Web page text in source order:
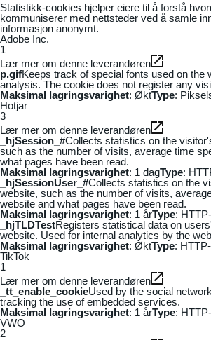
Statistikk-cookies hjelper eiere til å forstå
kommuniserer med nettsteder ved å samle
informasjon anonymt.
Adobe Inc.
1
Lær mer om denne leverandøren
p.gifKeeps track of special fonts used on the
analysis. The cookie does not register any
Maksimal lagringsvarighet: ØktType:
Hotjar
3
Lær mer om denne leverandøren
_hjSession_#Collects statistics on the
such as the number of visits, average time
what pages have been read.
Maksimal lagringsvarighet: 1 dagType:
_hjSessionUser_#Collects statistics on the
website, such as the number of visits,
website and what pages have been read.
Maksimal lagringsvarighet: 1 årType:
_hjTLDTestRegisters statistical data on
website. Used for internal analytics by the
Maksimal lagringsvarighet: ØktType:
TikTok
1
Lær mer om denne leverandøren
_tt_enable_cookieUsed by the social
tracking the use of embedded services.
Maksimal lagringsvarighet: 1 årType:
VWO
2